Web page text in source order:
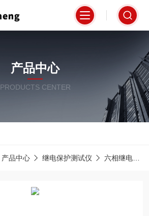
产品中心
PRODUCTS CENTER
产品中心 继电保护测试仪 六相继电保护测试仪